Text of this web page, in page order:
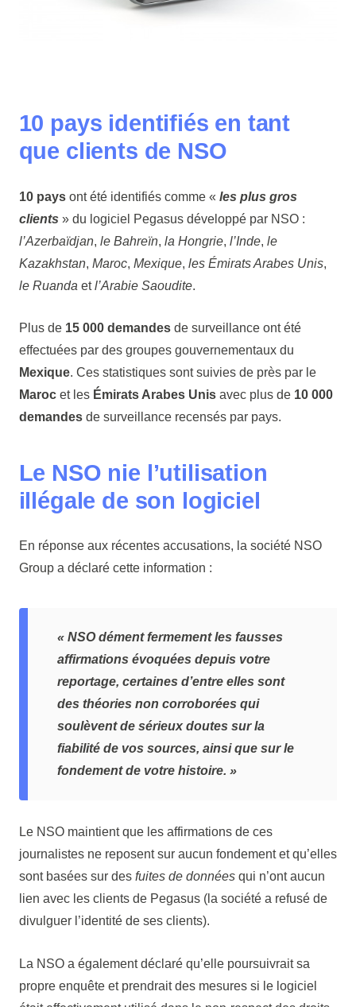
10 pays identifiés en tant
que clients de NSO
10 paysont été identifiés comme « les plus gros
clients » du logiciel Pegasus développé par NSO :
l’Azerbaïdjan, le Bahreïn, la Hongrie, l’Inde, le
Kazakhstan, Maroc, Mexique, les Émirats Arabes Unis,
le Ruanda etl’Arabie Saoudite.
Plus de 15 000 demandesde surveillance ont été
effectuées par des groupes gouvernementaux du
Mexique. Ces statistiques sont suivies de près par le
Marocet lesÉmirats Arabes Unisavec plus de 10 000
demandesde surveillance recensés par pays.
Le NSO nie l’utilisation
illégale de son logiciel
En réponse aux récentes accusations, la société NSO
Group a déclaré cette information :
« NSO dément fermement les fausses
affirmations évoquées depuis votre
reportage, certaines d’entre elles sont
des théories non corroborées qui
soulèvent de sérieux doutes sur la
fiabilité de vos sources, ainsi que sur le
fondement de votre histoire. »
Le NSO maintient que les affirmations de ces
journalistes ne reposent sur aucun fondement et qu’elles
sont basées sur desfuites de donnéesqui n’ont aucun
lien avec les clients de Pegasus (la société a refusé de
divulguer l’identité de ses clients).
La NSO a également déclaré qu’elle poursuivrait sa
propre enquête et prendrait des mesures si le logiciel